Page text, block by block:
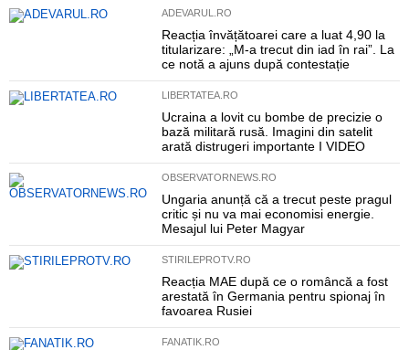
ADEVARUL.RO
Reacția învățătoarei care a luat 4,90 la
titularizare: „M-a trecut din iad în rai”. La
ce notă a ajuns după contestație
LIBERTATEA.RO
Ucraina a lovit cu bombe de precizie o
bază militară rusă. Imagini din satelit
arată distrugeri importante I VIDEO
OBSERVATORNEWS.RO
Ungaria anunță că a trecut peste pragul
critic și nu va mai economisi energie.
Mesajul lui Peter Magyar
STIRILEPROTV.RO
Reacția MAE după ce o româncă a fost
arestată în Germania pentru spionaj în
favoarea Rusiei
FANATIK.RO